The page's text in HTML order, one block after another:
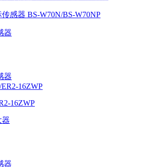
感器 BS-W70N/BS-W70NP
器
器
16ZWP
器
器